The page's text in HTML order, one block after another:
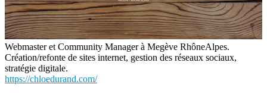
Webmaster et Community Manager à Megève RhôneAlpes.
Création/refonte de sites internet, gestion des réseaux sociaux,
stratégie digitale.
https://chloedurand.com/